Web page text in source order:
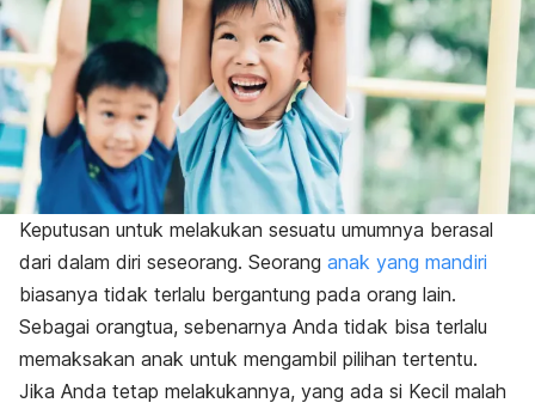
Keputusan untuk melakukan sesuatu umumnya berasal
dari dalam diri seseorang. Seorang anak yang mandiri
biasanya tidak terlalu bergantung pada orang lain.
Sebagai orangtua, sebenarnya Anda tidak bisa terlalu
memaksakan anak untuk mengambil pilihan tertentu.
Jika Anda tetap melakukannya, yang ada si Kecil malah